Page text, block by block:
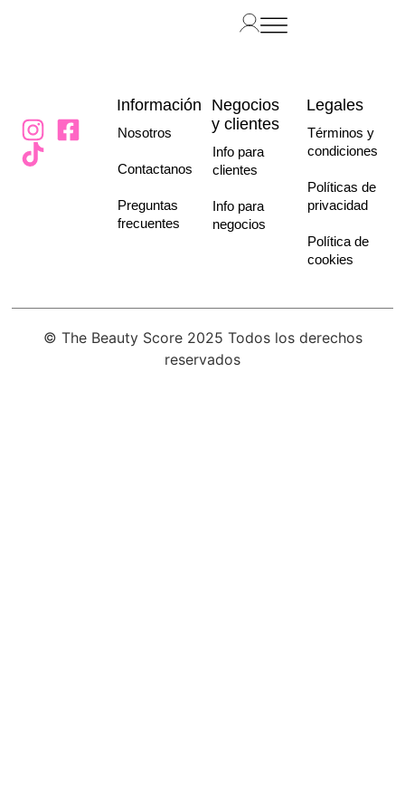
Información
Nosotros
Contactanos
Preguntas
frecuentes
Negocios
y clientes
Info para
clientes
Info para
negocios
Legales
Términos y
condiciones
Políticas de
privacidad
Política de
cookies
© The Beauty Score 2025 Todos los derechos
reservados